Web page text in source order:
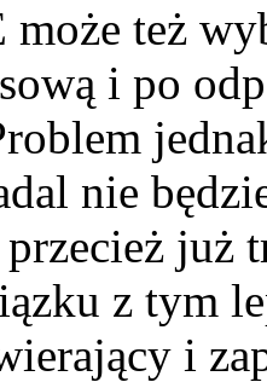
może też
i po
nie
już
z tym
i